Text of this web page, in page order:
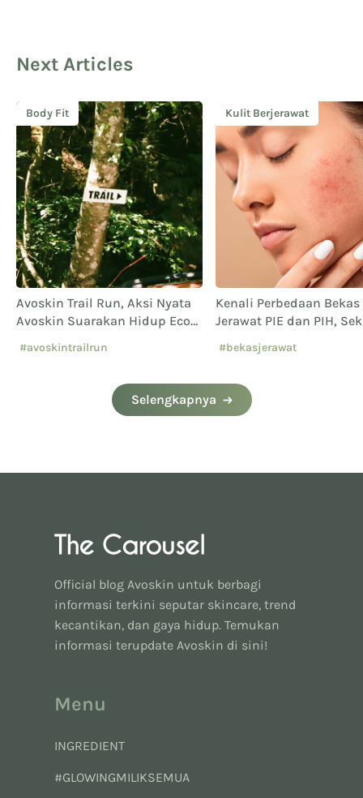
Next Articles
Body Fit
Avoskin Trail Run, Aksi Nyata
Avoskin Suarakan Hidup Eco
#avoskintrailrun
Kulit Berjerawat
Kenali Perbedaan Bekas
Jerawat PIE dan PIH,
#bekasjerawat
at
Selengkapnya
Official blog Avoskin untuk berbagi
informasi terkini seputar skincare, trend
kecantikan, dan gaya hidup. Temukan
informasi terupdate Avoskin di sini!
Menu
INGREDIENT
#GLOWINGMILIKSEMUA